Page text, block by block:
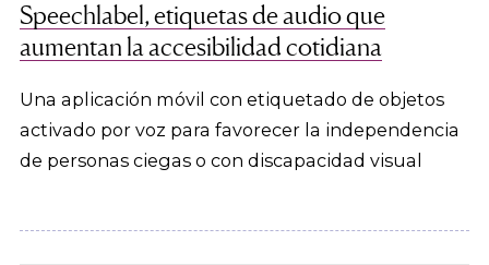
Speechlabel, etiquetas de audio que
aumentan la accesibilidad cotidiana
Una aplicación móvil con etiquetado de objetos
activado por voz para favorecer la independencia
de personas ciegas o con discapacidad visual